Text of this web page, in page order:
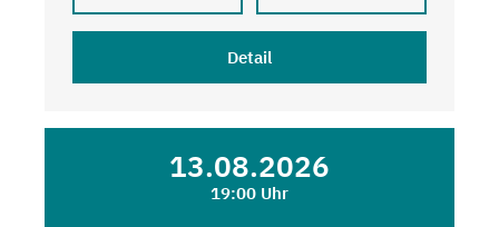
Detail
13.08.2026
19:00 Uhr